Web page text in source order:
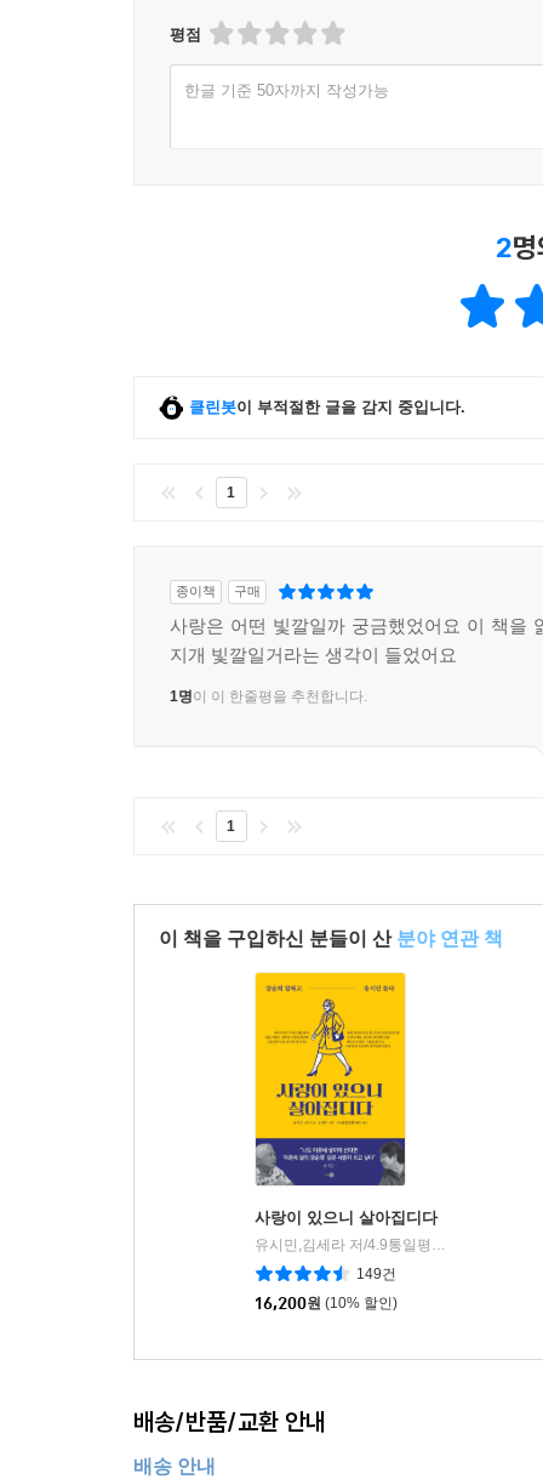
평점
한글 기준 50자까지 작성가능
2
클린봇이 부적절한 글을 감지 중입니다.
1
종이책 구매
사랑은 어떤 빛깔일까 궁금했었어요 이 책을
지개 빛깔일거라는 생각이 들었어요
1명이 이 한줄평을 추천합니다.
1
이 책을 구입하신 분들이 산 분야 연관 책
사랑이 있으니 살아집디다
유시민,김세라 저/4.9통일평화재단 편
149건
16,200원 (10% 할인)
배송/반품/교환 안내
배송 안내